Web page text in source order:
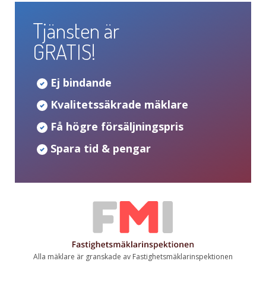
Tjänsten är
GRATIS!
Ej bindande
Kvalitetssäkrade mäklare
Få högre försäljningspris
Spara tid & pengar
Alla mäklare är granskade av Fastighetsmäklarinspektionen